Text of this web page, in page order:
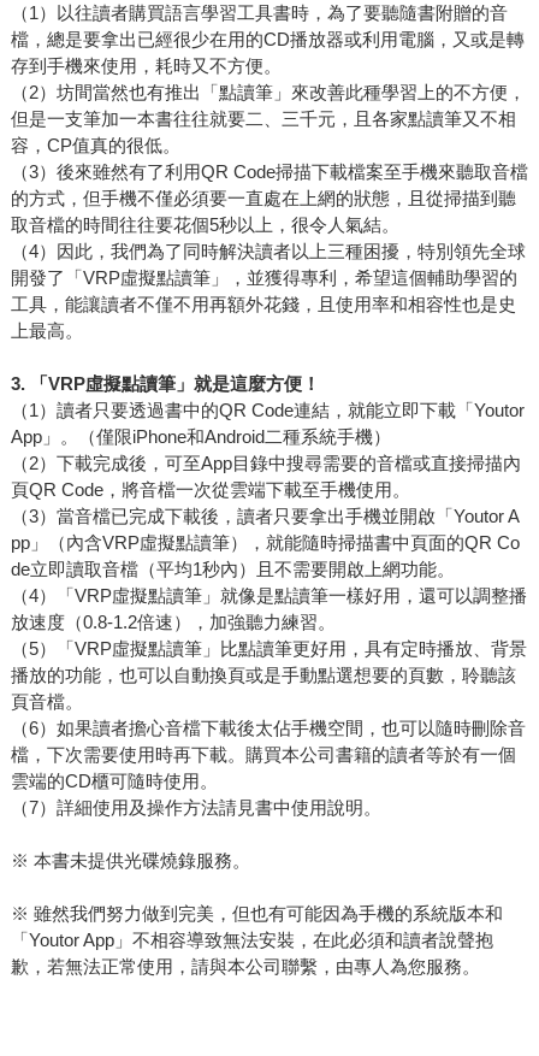
（1）以往讀者購買語言學習工具書時，為了要聽隨書附贈的音
檔，總是要拿出已經很少在用的CD播放器或利用電腦，又或是轉
存到手機來使用，耗時又不方便。
（2）坊間當然也有推出「點讀筆」來改善此種學習上的不方便，
但是一支筆加一本書往往就要二、三千元，且各家點讀筆又不相
容，CP值真的很低。
（3）後來雖然有了利用QR Code掃描下載檔案至手機來聽取音檔
的方式，但手機不僅必須要一直處在上網的狀態，且從掃描到聽
取音檔的時間往往要花個5秒以上，很令人氣結。
（4）因此，我們為了同時解決讀者以上三種困擾，特別領先全球
開發了「VRP虛擬點讀筆」，並獲得專利，希望這個輔助學習的
工具，能讓讀者不僅不用再額外花錢，且使用率和相容性也是史
上最高。
3.
「VRP虛擬點讀筆」就是這麼方便！
（1）讀者只要透過書中的QR Code連結，就能立即下載「Youtor
App」。（僅限iPhone和Android二種系統手機）
（2）下載完成後，可至App目錄中搜尋需要的音檔或直接掃描內
頁QR Code，將音檔一次從雲端下載至手機使用。
（3）當音檔已完成下載後，讀者只要拿出手機並開啟「Youtor A
pp」（內含VRP虛擬點讀筆），就能隨時掃描書中頁面的QR Co
de立即讀取音檔（平均1秒內）且不需要開啟上網功能。
（4）「VRP虛擬點讀筆」就像是點讀筆一樣好用，還可以調整播
放速度（0.8-1.2倍速），加強聽力練習。
（5）「VRP虛擬點讀筆」比點讀筆更好用，具有定時播放、背景
播放的功能，也可以自動換頁或是手動點選想要的頁數，聆聽該
頁音檔。
（6）如果讀者擔心音檔下載後太佔手機空間，也可以隨時刪除音
檔，下次需要使用時再下載。購買本公司書籍的讀者等於有一個
雲端的CD櫃可隨時使用。
（7）詳細使用及操作方法請見書中使用說明。
※ 本書未提供光碟燒錄服務。
※ 雖然我們努力做到完美，但也有可能因為手機的系統版本和
「Youtor App」不相容導致無法安裝，在此必須和讀者說聲抱
歉，若無法正常使用，請與本公司聯繫，由專人為您服務。